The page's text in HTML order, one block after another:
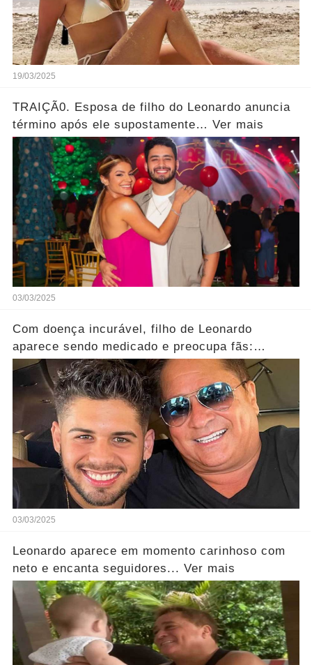
19/03/2025
TRAIÇÃ0. Esposa de filho do Leonardo anuncia
término após ele supostamente… Ver mais
03/03/2025
Com doença incurável, filho de Leonardo
aparece sendo medicado e preocupa fãs:
'tadinho'...Ver mais
03/03/2025
Leonardo aparece em momento carinhoso com
neto e encanta seguidores... Ver mais